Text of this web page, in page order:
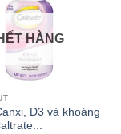
HÀNG
D3 và khoáng